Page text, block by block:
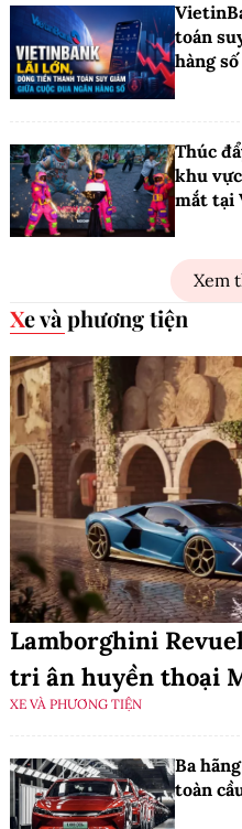
toán
hàng số
Thúc
khu
mắt tại
Xem
Xe và phương tiện
Lamborghini
tri ân huyền thoại
XE VÀ PHƯƠNG TIỆN
Ba
toàn